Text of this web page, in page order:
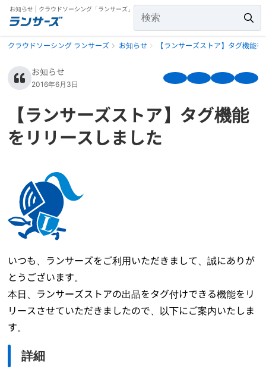
お知らせ | クラウドソーシング「ランサーズ」
クラウドソーシング ランサーズ お知らせ 【ランサーズストア】タグ機能
お知らせ
2016年6月3日
【ランサーズストア】タグ機能
をリリースしました
いつも、ランサーズをご利用いただきまして、誠にありが
とうございます。
本日、ランサーズストアの出品をタグ付けできる機能をリ
リースさせていただきましたので、以下にご案内いたしま
す。
詳細